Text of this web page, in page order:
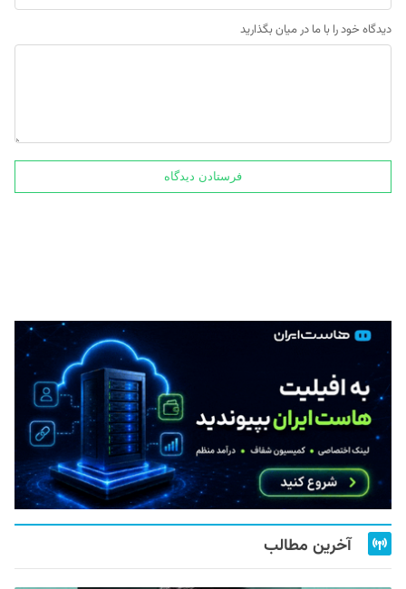
دیدگاه خود را با ما در میان بگذارید
آخرین مطالب